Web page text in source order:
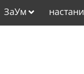
ЗаУм настани